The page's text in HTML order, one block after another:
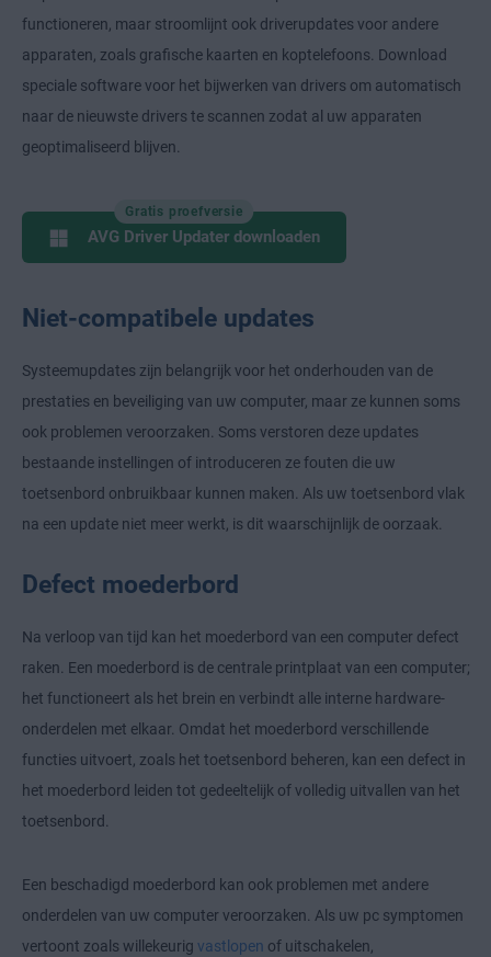
functioneren, maar stroomlijnt ook driverupdates voor andere
apparaten, zoals grafische kaarten en koptelefoons. Download
speciale software voor het bijwerken van drivers om automatisch
naar de nieuwste drivers te scannen zodat al uw apparaten
geoptimaliseerd blijven.
Gratis proefversie
AVG Driver Updater downloaden
Niet-compatibele updates
Systeemupdates zijn belangrijk voor het onderhouden van de
prestaties en beveiliging van uw computer, maar ze kunnen soms
ook problemen veroorzaken. Soms verstoren deze updates
bestaande instellingen of introduceren ze fouten die uw
toetsenbord onbruikbaar kunnen maken. Als uw toetsenbord vlak
na een update niet meer werkt, is dit waarschijnlijk de oorzaak.
Defect moederbord
Na verloop van tijd kan het moederbord van een computer defect
raken. Een moederbord is de centrale printplaat van een computer;
het functioneert als het brein en verbindt alle interne hardware-
onderdelen met elkaar. Omdat het moederbord verschillende
functies uitvoert, zoals het toetsenbord beheren, kan een defect in
het moederbord leiden tot gedeeltelijk of volledig uitvallen van het
toetsenbord.
Een beschadigd moederbord kan ook problemen met andere
onderdelen van uw computer veroorzaken. Als uw pc symptomen
vertoont zoals willekeurig vastlopen of uitschakelen,